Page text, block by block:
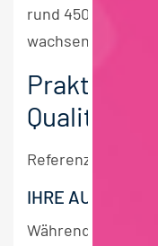
rund 450
wachsen
Praktikant
Referenznummer
IHRE AUFGABEN
Während Ihres